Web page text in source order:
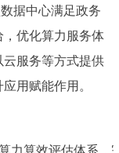
据中心满足政务
，优化算力服务体
服务等方式提供
用赋能作用。
力算效评估体系，